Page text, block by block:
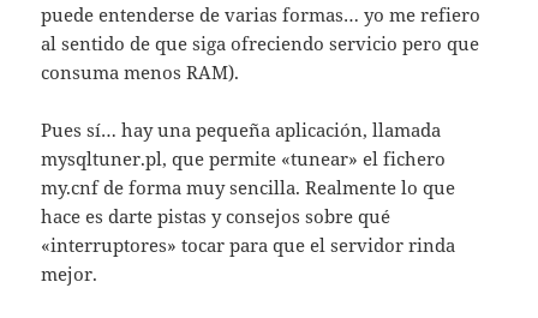
puede entenderse de varias formas… yo me refiero
al sentido de que siga ofreciendo servicio pero que
consuma menos RAM).
Pues sí… hay una pequeña aplicación, llamada
mysqltuner.pl, que permite «tunear» el fichero
my.cnf de forma muy sencilla. Realmente lo que
hace es darte pistas y consejos sobre qué
«interruptores» tocar para que el servidor rinda
mejor.